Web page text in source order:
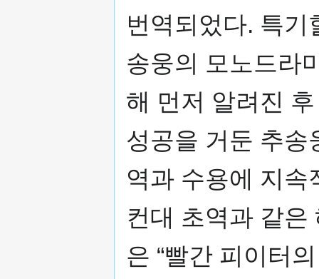
번역되었다. 특
송웅의 모노드라
해 먼저 알려진
성공을 거둔 추송
역과 수용에 지속
컨대 초역과 같은
은 “빨간 피이터